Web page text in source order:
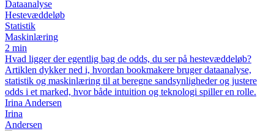
Dataanalyse
Hestevæddeløb
Statistik
Maskinlæring
2 min
Hvad ligger der egentlig bag de odds, du ser på hestevæddeløb?
Artiklen dykker ned i, hvordan bookmakere bruger dataanalyse,
statistik og maskinlæring til at beregne sandsynligheder og justere
odds i et marked, hvor både intuition og teknologi spiller en rolle.
Irina Andersen
Irina
Andersen